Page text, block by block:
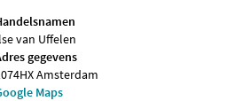
van Uffelen
gegevens
Amsterdam
Maps